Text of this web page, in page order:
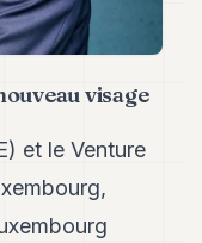
visage
et le Venture